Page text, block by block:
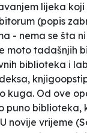
lijeka
(popis
- nema se šta
moto tadašnjih
biblioteka i
kuga. Od ove
puno biblioteka,
novije vrijeme